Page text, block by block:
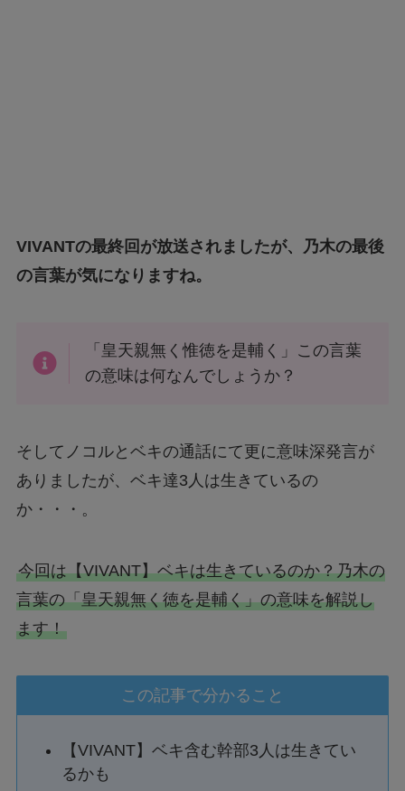
VIVANTの最終回が放送されましたが、乃木の最後
の言葉が気になりますね。
「皇天親無く惟徳を是輔く」この言葉
の意味は何なんでしょうか？
そしてノコルとベキの通話にて更に意味深発言が
ありましたが、ベキ達3人は生きているの
か・・・。
今回は【VIVANT】ベキは生きているのか？乃木の
言葉の「皇天親無く徳を是輔く」の意味を解説し
ます！
この記事で分かること
【VIVANT】ベキ含む幹部3人は生きてい
るかも